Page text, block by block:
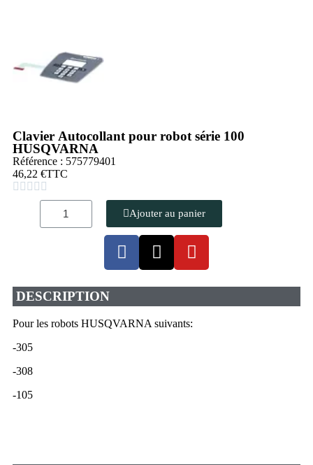
Clavier Autocollant pour robot série 100
HUSQVARNA
Référence : 575779401
46,22 €TTC
    
Ajouter au panier
DESCRIPTION
Pour les robots HUSQVARNA suivants:
-305
-308
-105